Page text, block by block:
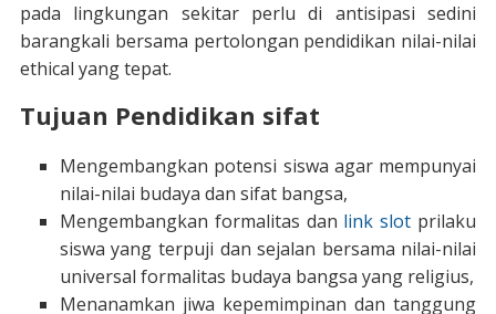
pada lingkungan sekitar perlu di antisipasi sedini
barangkali bersama pertolongan pendidikan nilai-nilai
ethical yang tepat.
Tujuan Pendidikan sifat
Mengembangkan potensi siswa agar mempunyai
nilai-nilai budaya dan sifat bangsa,
Mengembangkan formalitas dan link slot prilaku
siswa yang terpuji dan sejalan bersama nilai-nilai
universal formalitas budaya bangsa yang religius,
Menanamkan jiwa kepemimpinan dan tanggung